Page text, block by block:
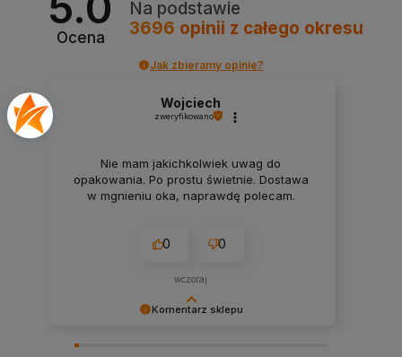
Ocena
Na podstawie
3696 opinii z całego okresu
Jak zbieramy opinie?
Komentarz sklepu
Wojciech
zweryfikowano
Nie mam jakichkolwiek uwag do
opakowania. Po prostu świetnie. Dostawa
w mgnieniu oka, naprawdę polecam.
0 0
wczoraj